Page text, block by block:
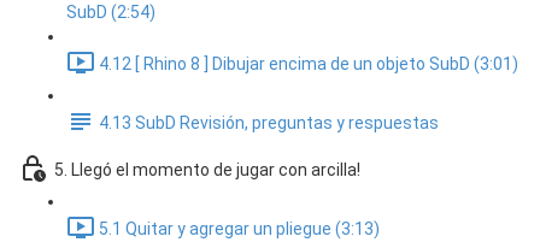
SubD (2:54)
4.12 [ Rhino 8 ] Dibujar encima de un objeto SubD (3:01)
4.13 SubD Revisión, preguntas y respuestas
5. Llegó el momento de jugar con arcilla!
5.1 Quitar y agregar un pliegue (3:13)